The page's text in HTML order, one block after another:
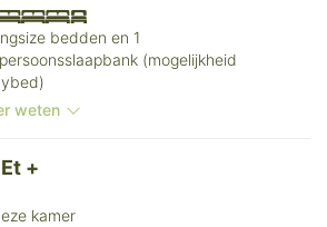
bedden en 1
(mogelijkheid
weten
+
kamer